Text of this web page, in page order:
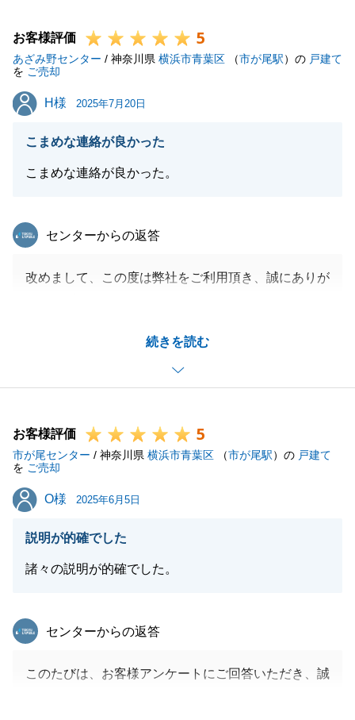
閉じる
お客様評価 5
あざみ野センター / 神奈川県 横浜市青葉区 （市が尾駅）の 戸建て
を ご売却
H様
H様 2025年7月20日
こまめな連絡が良かった
こまめな連絡が良かった。
続きを読む
東急リバブル
センターからの返答
改めまして、この度は弊社をご利用頂き、誠にありが
書類の用意や荷物整理など、お忙しいところご対応頂
いたおかげだと思っています。
気軽にご相談ください。
引き続き、よろしくお願いいたします。
お客様評価 5
市が尾センター / 神奈川県 横浜市青葉区 （市が尾駅）の 戸建て
を ご売却
O様
O様 2025年6月5日
説明が的確でした
諸々の説明が的確でした。
東急リバブル
センターからの返答
このたびは、お客様アンケートにご回答いただき、誠